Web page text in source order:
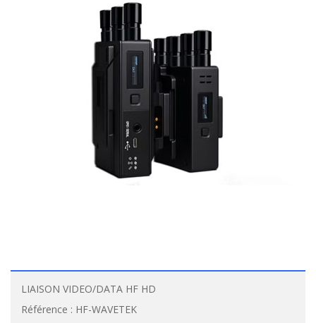
LIAISON VIDEO/DATA HF HD
Référence : HF-WAVETEK